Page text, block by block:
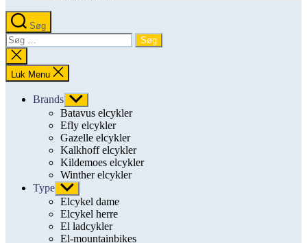
Søg
Søg
efter:
Luk
søgning
Luk Menu
Brands Vis
undermenu
Batavus elcykler
Efly elcykler
Gazelle elcykler
Kalkhoff elcykler
Kildemoes elcykler
Winther elcykler
Type Vis
undermenu
Elcykel dame
Elcykel herre
El ladcykler
El-mountainbikes